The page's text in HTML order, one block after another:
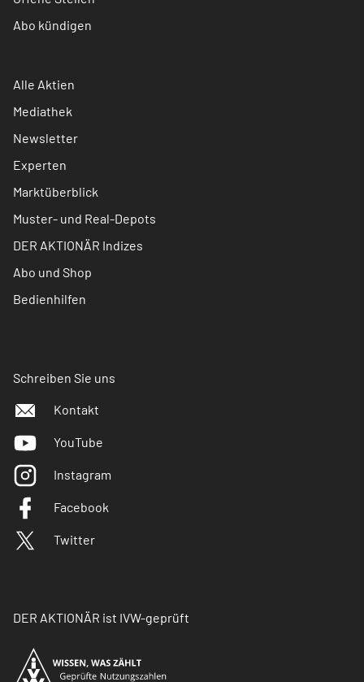
Abo kündigen
Alle Aktien
Mediathek
Newsletter
Experten
Marktüberblick
Muster- und Real-Depots
DER AKTIONÄR Indizes
Abo und Shop
Bedienhilfen
Schreiben Sie uns
Kontakt
YouTube
Instagram
Facebook
Twitter
DER AKTIONÄR ist IVW-geprüft